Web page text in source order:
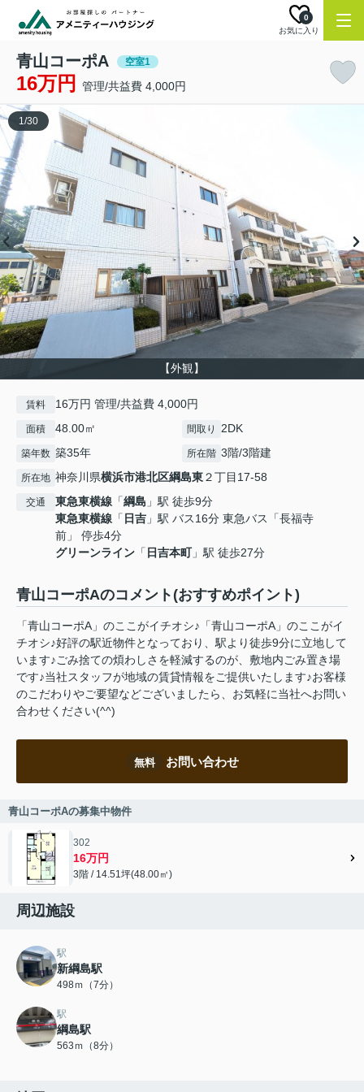
お気に入り
0
青山コーポA 空室1
16万円 管理/共益費 4,000円
【外観】
1/30
賃料 16万円 管理/共益費 4,000円
面積 48.00㎡ 間取り 2DK
築年数 築35年 所在階 3階/3階建
所在地 神奈川県横浜市港北区綱島東２丁目17-58
交通 東急東横線 「綱島 」駅 徒歩9分
東急東横線 「 日吉 」駅 バス16分 東急バス「長福寺
前」 停歩4分
グリーンライン 「 日吉本町」駅 徒歩27分
青山コーポAのコメント(おすすめポイント)
「青山コーポA」のここがイチオシ♪「青山コーポA」のここがイ
チオシ♪好評の駅近物件となっており、駅より徒歩9分に立地して
います♪ごみ捨ての煩わしさを軽減するのが、敷地内ごみ置き場
です♪当社スタッフが地域の賃貸情報をご提供いたします♪お客様
のこだわりやご要望などございましたら、お気軽に当社へお問い
合わせください(^^)
無料 お問い合わせ
青山コーポAの募集中物件
302
16万円
3階 / 14.51坪(48.00㎡)
周辺施設
駅
新綱島駅
498ｍ（7分）
駅
綱島駅
563ｍ（8分）